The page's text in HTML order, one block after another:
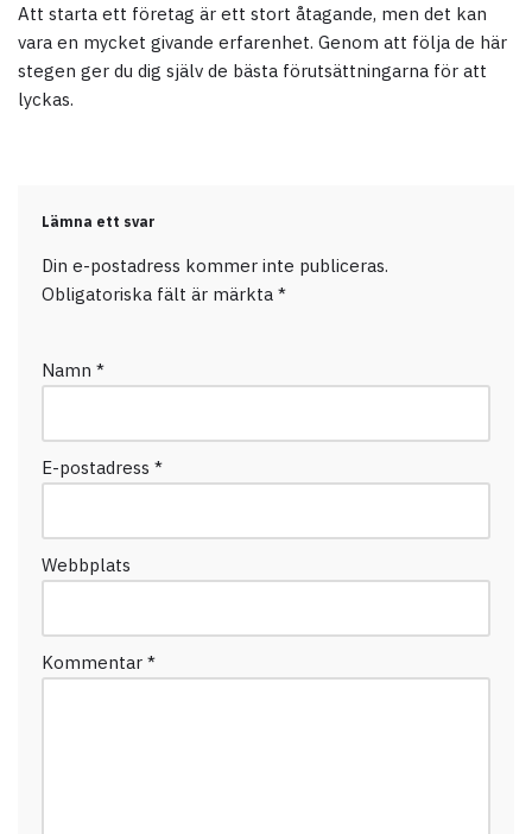
Att starta ett företag är ett stort åtagande, men det kan
vara en mycket givande erfarenhet. Genom att följa de här
stegen ger du dig själv de bästa förutsättningarna för att
lyckas.
Lämna ett svar
Din e-postadress kommer inte publiceras.
Obligatoriska fält är märkta *
Namn *
E-postadress *
Webbplats
Kommentar *